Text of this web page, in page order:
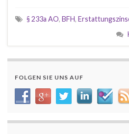
§ 233a AO, BFH,
FOLGEN SIE UNS AUF